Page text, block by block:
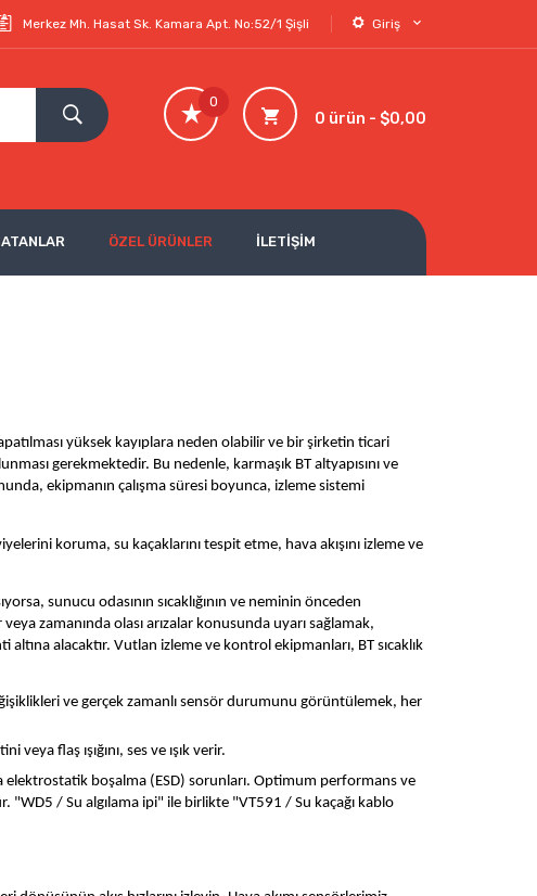
Giriş
Merkez Mh. Hasat Sk. Kamara Apt. No:52/1 Şişli
0 ürün - $0,00
0
ÖZEL ÜRÜNLER İLETİŞİM
yüksek kayıplara neden olabilir ve bir şirketin ticari
gerekmektedir. Bu nedenle, karmaşık BT altyapısını ve
ekipmanın çalışma süresi boyunca, izleme sistemi
koruma, su kaçaklarını tespit etme, hava akışını izleme ve
sunucu odasının sıcaklığının ve neminin önceden
zamanında olası arızalar konusunda uyarı sağlamak,
alacaktır. Vutlan izleme ve kontrol ekipmanları, BT sıcaklık
ve gerçek zamanlı sensör durumunu görüntülemek, her
flaş ışığını, ses ve ışık verir.
boşalma (ESD) sorunları. Optimum performans ve
"WD5 / Su algılama ipi" ile birlikte "VT591 / Su kaçağı kablo